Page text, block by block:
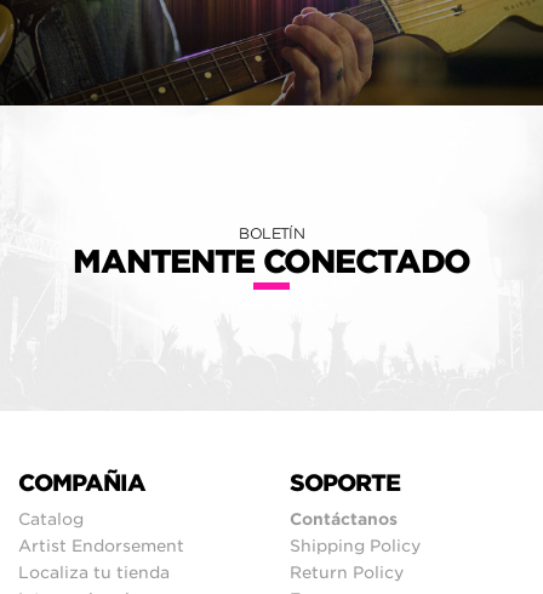
BOLETÍN
MANTENTE CONECTADO
COMPAÑIA
Catalog
Artist Endorsement
Localiza tu tienda
SOPORTE
Contáctanos
Shipping Policy
Return Policy